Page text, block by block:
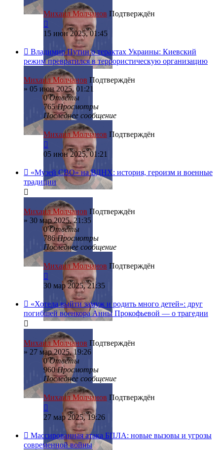
Михаил Молчанов Подтверждён
15 июн 2025, 01:45
Владимир Путин о терактах Украины: Киевский
режим превратился в террористическую организацию
Михаил Молчанов Подтверждён
» 05 июн 2025, 01:21
0Ответы
765Просмотры
Последнее сообщение
Михаил Молчанов Подтверждён
05 июн 2025, 01:21
«Музей СВО» на ВДНХ: история, героизм и военные
традиции
Михаил Молчанов Подтверждён
» 30 мар 2025, 21:35
0Ответы
786Просмотры
Последнее сообщение
Михаил Молчанов Подтверждён
30 мар 2025, 21:35
«Хотела выйти замуж и родить много детей»: друг
погибшей военкора Анны Прокофьевой — о трагедии
Михаил Молчанов Подтверждён
» 27 мар 2025, 19:26
0Ответы
960Просмотры
Последнее сообщение
Михаил Молчанов Подтверждён
27 мар 2025, 19:26
Массированная атака БПЛА: новые вызовы и угрозы
современной войны